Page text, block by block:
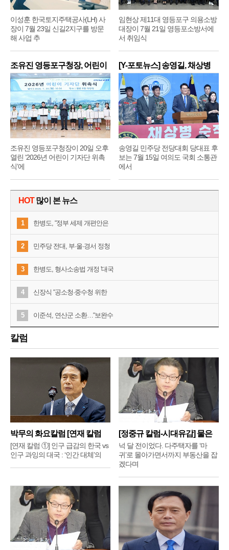
이성훈 한국토지주택공사(LH) 사
장이 7월 23일 신길2지구를 방문
해 사업 추
임현상 제11대 영등포구 의용소방
대장이 7월 21일 영등포소방서에
서 취임식
조유진 영등포구청장, 어린이
기
조유진 영등포구청장이 20일 오후
열린 ‘2026년 어린이 기자단 위촉
식’에
[Y-포토뉴스] 송영길, 채상병
순
송영길 민주당 전당대회 당대표 후
보는 7월 15일 여의도 국회 소통관
에서
HOT많이 본 뉴스
1 한병도, “정부 세제 개편안은
2 민주당 전대, 부·울·경서 정청
3 한병도, 형사소송법 개정 '대국
4 신장식 “공소청·중수청 위한
5 이준석, 연산군 소환…“보완수
칼럼
박무의 화요칼럼 [연재 칼럼
①]
[연재 칼럼 ①] 인구 급감의 한국 vs
인구 과잉의 대국 : ‘인간 대체’의
[정중규 칼럼-시대유감] 물은
배
넉 달 전이었다. 다주택자를 ‘마
귀’로 몰아가면서까지 부동산을 잡
겠다며